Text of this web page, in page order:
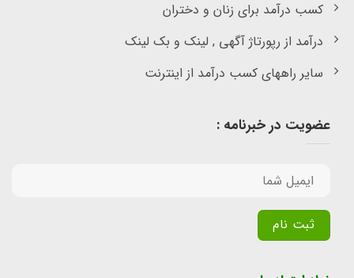
کسب درآمد برای زنان و دختران
درآمد از رپورتاژ آگهی , لینک و بک لینک
سایر راههای کسب درآمد از اینترنت
عضویت در خبرنامه :